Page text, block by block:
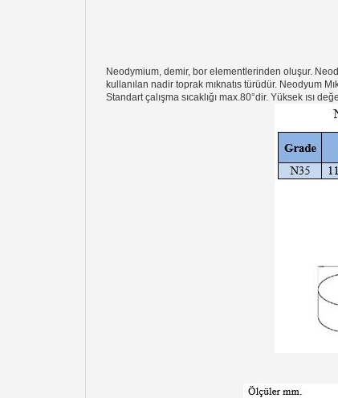
Neodymium, demir, bor elementlerinden oluşur.
kullanılan nadir toprak mıknatıs türüdür. Neodyum
Standart çalışma sıcaklığı max.80°dir. Yüksek ısı